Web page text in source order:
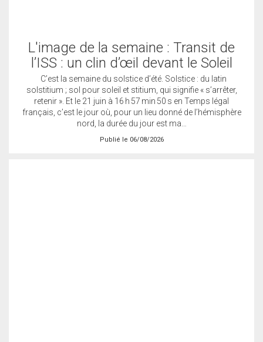
L'image de la semaine : Transit de
l’ISS : un clin d’œil devant le Soleil
C’est la semaine du solstice d’été. Solstice : du latin
solstitium ; sol pour soleil et stitium, qui signifie « s’arrêter,
retenir ». Et le 21 juin à 16 h 57 min 50 s en Temps légal
français, c’est le jour où, pour un lieu donné de l’hémisphère
nord, la durée du jour est ma…
Publié le 06/08/2026